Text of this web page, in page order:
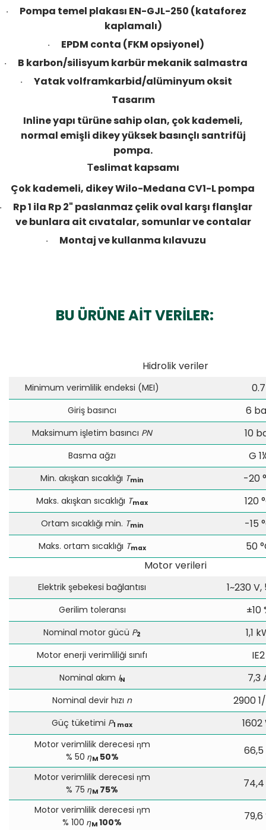
·
Pompa temel plakası EN-GJL-250 (kataforez
kaplamalı)
· EPDM conta (FKM opsiyonel)
· B karbon/silisyum karbür mekanik salmastra
·
Yatak volframkarbid/alüminyum oksit
Tasarım
Inline yapı türüne sahip olan, çok kademeli,
normal emişli dikey yüksek basınçlı santrifüj
pompa.
Тeslimat kapsamı
Çok kademeli, dikey Wilo-Medana CV1-L pompa
·
Rp 1 ila Rp 2" paslanmaz çelik oval karşı flanşlar
ve bunlara ait cıvatalar, somunlar ve contalar
· Montaj ve kullanma kılavuzu
BU ÜRÜNE AİT VERİLER:
Hidrolik veriler
Minimum verimlilik endeksi (MEI) 0.7
Giriş basıncı 6
Maksimum işletim basıncı PN 10
Basma ağzı G
Min. akışkan sıcaklığı Tmin -20
Maks. akışkan sıcaklığı Tmax 120
Ortam sıcaklığı min. Tmin -15
Maks. ortam sıcaklığı Tmax
50
Motor verileri
Elektrik şebekesi bağlantısı 1~230
Gerilim toleransı ±10
Nominal motor gücü P2 1,1
Motor enerji verimliliği sınıfı IE2
Nominal akım IN 7,3
Nominal devir hızı n 2900
Güç tüketimi P1 max 1602
Motor verimlilik derecesi ηm
% 50 ηM 50% 66,5
Motor verimlilik derecesi ηm
% 75 ηM 75% 74,4
Motor verimlilik derecesi ηm
% 100 ηM 100% 79,6